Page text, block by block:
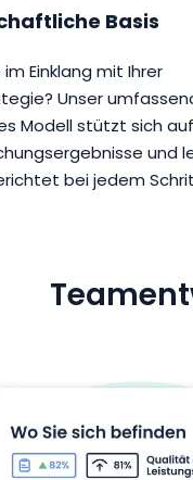
Basis
Einklang mit Ihrer
Unser
Modell stützt sich auf
und
bei jedem